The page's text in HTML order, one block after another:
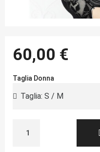
60,00 €
Taglia Donna